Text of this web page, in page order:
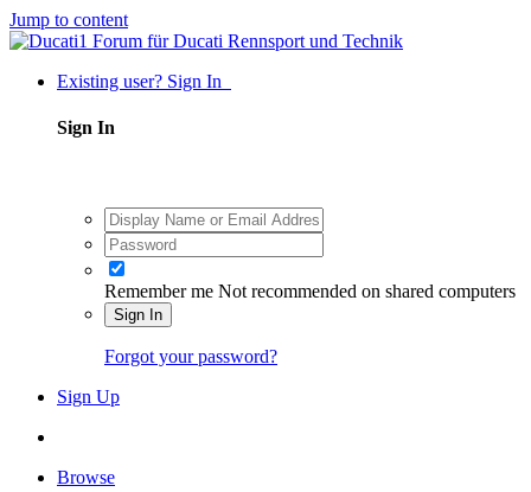
Jump to content
Existing user? Sign In
Sign In
Remember me Not recommended on shared computers
Sign In
Forgot your password?
Sign Up
Browse